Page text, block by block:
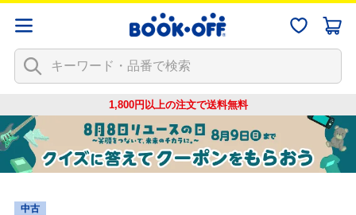
1,800円以上の注文で送料無料
中古